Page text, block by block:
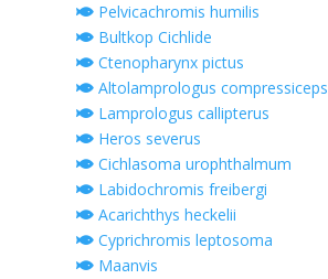
Pelvicachromis humilis
Bultkop Cichlide
Ctenopharynx pictus
Altolamprologus compressiceps
Lamprologus callipterus
Heros severus
Cichlasoma urophthalmum
Labidochromis freibergi
Acarichthys heckelii
Cyprichromis leptosoma
Maanvis